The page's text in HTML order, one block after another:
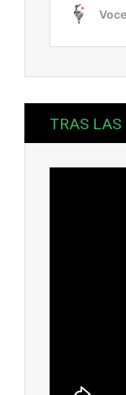
TRAS LAS